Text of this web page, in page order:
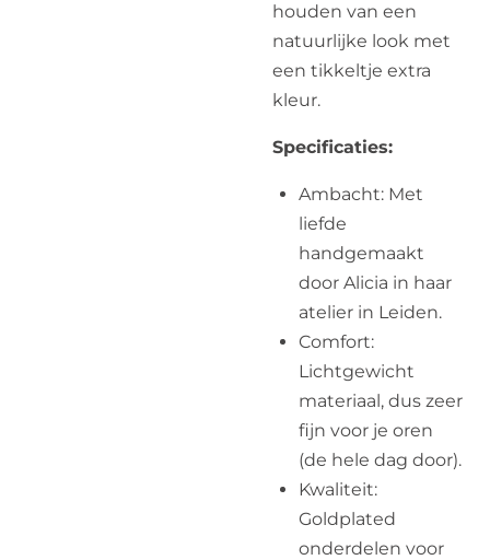
houden van een
natuurlijke look met
een tikkeltje extra
kleur.
Specificaties:
Ambacht: Met
liefde
handgemaakt
door Alicia in haar
atelier in Leiden.
Comfort:
Lichtgewicht
materiaal, dus zeer
fijn voor je oren
(de hele dag door).
Kwaliteit:
Goldplated
onderdelen voor